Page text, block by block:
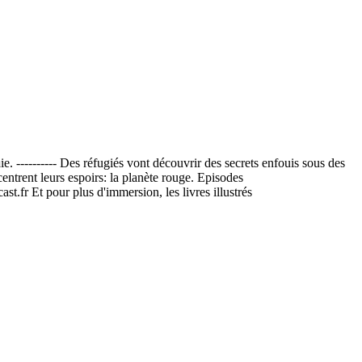
---------- Des réfugiés vont découvrir des secrets enfouis sous des
leurs espoirs: la planète rouge. Episodes
Et pour plus d'immersion, les livres illustrés